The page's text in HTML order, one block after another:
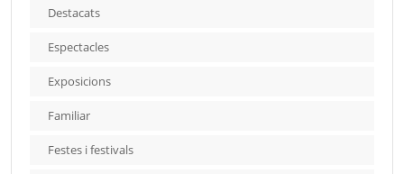
Destacats
Espectacles
Exposicions
Familiar
Festes i festivals